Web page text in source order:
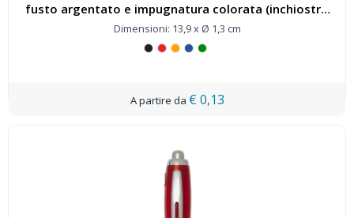
fusto argentato e impugnatura colorata (inchiostro
nero) Nash - 106449
Dimensioni: 13,9 x Ø 1,3 cm
€ 0,13